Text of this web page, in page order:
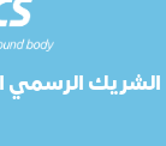
الشريك الرسمي